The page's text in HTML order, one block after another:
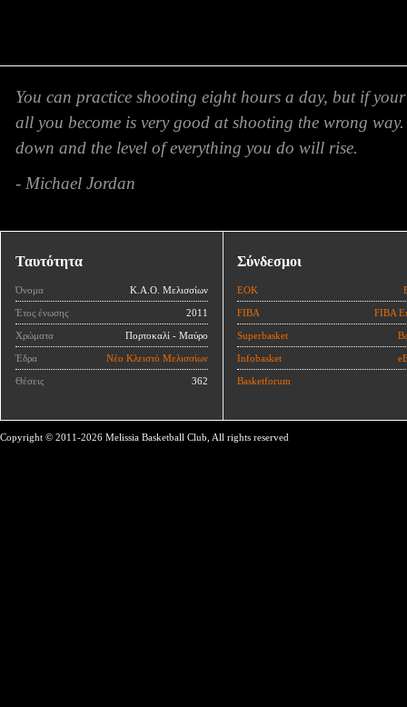
You can practice shooting eight hours a day, but if
all you become is very good at shooting the wrong
down and the level of everything you do will rise.
- Michael Jordan
Ταυτότητα
Όνομα Κ.Α.Ο. Μελισσίων
Έτος ένωσης 2011
Χρώματα Πορτοκαλί - Μαύρο
Έδρα Νέο Κλειστό Μελισσίων
Θέσεις 362
Σύνδεσμοι
ΕΟΚ
FIBA FIBA
Superbasket
Infobasket
Basketforum
Copyright © 2011-2026 Melissia Basketball Club, All rights reserved